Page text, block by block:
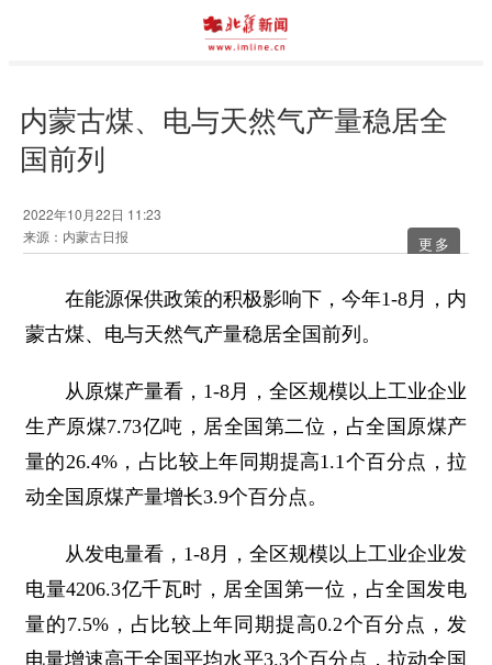
内蒙古煤、电与天然气产量稳居全
国前列
2022年10月22日 11:23
来源：内蒙古日报
更多
在能源保供政策的积极影响下，今年1-8月，内
蒙古煤、电与天然气产量稳居全国前列。
从原煤产量看，1-8月，全区规模以上工业企业
生产原煤7.73亿吨，居全国第二位，占全国原煤产
量的26.4%，占比较上年同期提高1.1个百分点，拉
动全国原煤产量增长3.9个百分点。
从发电量看，1-8月，全区规模以上工业企业发
电量4206.3亿千瓦时，居全国第一位，占全国发电
量的7.5%，占比较上年同期提高0.2个百分点，发
电量增速高于全国平均水平3.3个百分点，拉动全国